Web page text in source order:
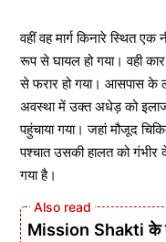
वहीं वह मार्ग किनारे स्थित
रूप से घायल हो गया। वही
से फरार हो गया। आसपास के
अवस्था में उक्त अधेड़ को इलाज
पहुंचाया गया। जहां मौजूद
पश्चात उसकी हालत को
गया है।
Mission Shakti के